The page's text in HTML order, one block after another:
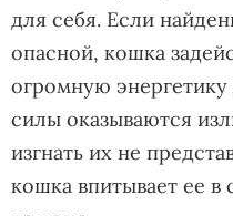
для себя. Если
опасной, кошка
огромную
силы оказываются
изгнать их не
кошка впитывает ее в